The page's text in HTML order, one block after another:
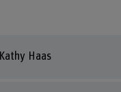
Haas